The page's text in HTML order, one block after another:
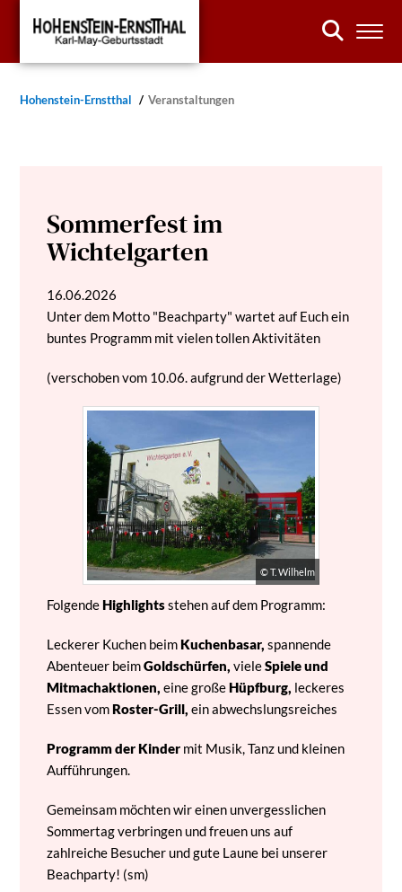
Hohenstein-Ernstthal Veranstaltungen
Sommerfest im
Wichtelgarten
16.06.2026
Unter dem Motto "Beachparty" wartet auf Euch ein
buntes Programm mit vielen tollen Aktivitäten
(verschoben vom 10.06. aufgrund der Wetterlage)
© T. Wilhelm
FolgendeHighlightsstehen auf dem Programm:
Leckerer Kuchen beimKuchenbasar,spannende
Abenteuer beimGoldschürfen,vieleSpiele und
Mitmachaktionen,eine großeHüpfburg, leckeres
Essen vomRoster-Grill,ein abwechslungsreiches
Programm der Kinder mit Musik, Tanz und kleinen
Aufführungen.
Gemeinsam möchten wir einen unvergesslichen
Sommertag verbringen und freuen uns auf
zahlreiche Besucher und gute Laune bei unserer
Beachparty! (sm)